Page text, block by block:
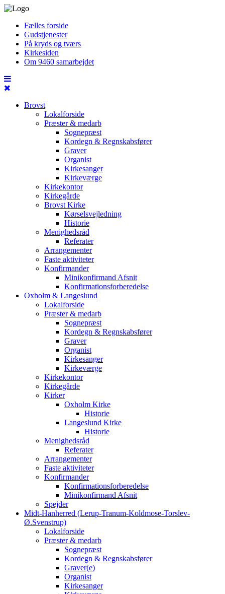
Fælles forside
Gudstjenester
På kryds og tværs
Kirkesiden
Om 9460 samarbejdet
Brovst
Lokalforside
Præster & medarb
Sognepræst
Kordegn & Regnskabsfører
Graver
Organist
Kirkesanger
Kirkeværge
Kirkekontor
Kirkegårde
Brovst Kirke
Kørselsvejledning
Historie
Menighedsråd
Referater
Arrangementer
Faste aktiviteter
Konfirmander
Minikonfirmand Afsnit
Konfirmationsforberedelse
Oxholm & Langeslund
Lokalforside
Præster & medarb
Sognepræst
Kordegn & Regnskabsfører
Graver
Organist
Kirkesanger
Kirkeværge
Kirkekontor
Kirkegårde
Kirker
Oxholm Kirke
Historie
Langeslund Kirke
Historie
Menighedsråd
Referater
Arrangementer
Faste aktiviteter
Konfirmander
Konfirmationsforberedelse
Minikonfirmand Afsnit
Spejder
Midt-Hanherred (Lerup-Tranum-Koldmose-Torslev-
Ø.Svenstrup)
Lokalforside
Præster & medarb
Sognepræst
Kordegn & Regnskabsfører
Graver(e)
Organist
Kirkesanger